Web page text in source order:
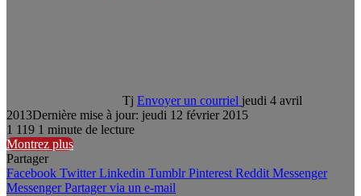
Tj Envoyer un courriel jeudi 4 avril
2013Dernière mise à jour: jeudi 12 février 2015
1 119 1 minute de lecture
Montrez plus
Partager
Facebook Twitter Linkedin Tumblr Pinterest Reddit Messenger
Messenger Partager via un e-mail